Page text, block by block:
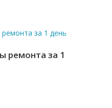
ремонта за 1